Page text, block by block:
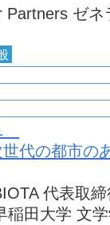
Partners ゼ
代の都市の
代表取
稲田大学 文